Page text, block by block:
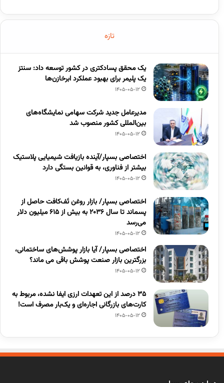
تازه
یک محقق پسادکتری در کشور توسعه داد: سنتز
یک پلیمر برای بهبود عملکرد ابرخازن‌ها
1405-05-12
مدیرعامل جدید شرکت سهامی نمایشگاه‌های
بین‌المللی کشور منصوب شد
1405-05-12
اختصاصی بسپار/آینده بازیافت شیمیایی پلاستیک
بیشتر از فناوری، به قوانین بستگی دارد
1405-05-12
اختصاصی بسپار/ بازار روغن تَف‌کافت حاصل از
پسماند تا سال ۲۰۳۶ به بیش از ۶۱۵ میلیون دلار
می‌رسد
1405-05-12
اختصاصی بسپار/ آیا بازار پوشش‌های ساختمانی،
بزرگترین بازار صنعت پوشش باقی می ماند؟
1405-05-12
۳۵ درصد از این تعهدات ارزی ایفا نشده، مربوط به
کارت‌های بازرگانی اجاره‌ای و یک‌بار مصرف است!
1405-05-12